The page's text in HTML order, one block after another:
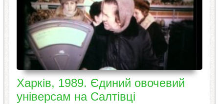
Харків, 1989. Єдиний овочевий
універсам на Салтівці